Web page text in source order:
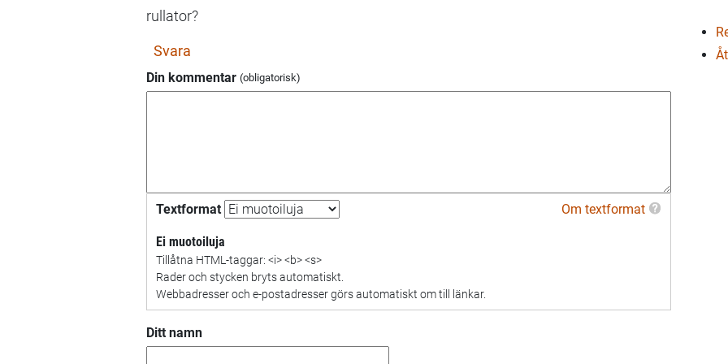
rullator?
Svara
Din kommentar
Om textformat
Textformat
Ei muotoiluja
Tillåtna HTML-taggar: <i> <b> <s>
Rader och stycken bryts automatiskt.
Webbadresser och e-postadresser görs automatiskt om till länkar.
Ditt namn